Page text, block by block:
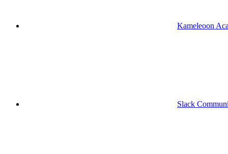
Kameleoon
Slack